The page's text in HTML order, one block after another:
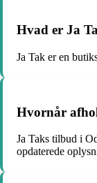
Hvad er Ja
Ja Tak er en
Hvornår
Ja Taks tilbud i
opdaterede